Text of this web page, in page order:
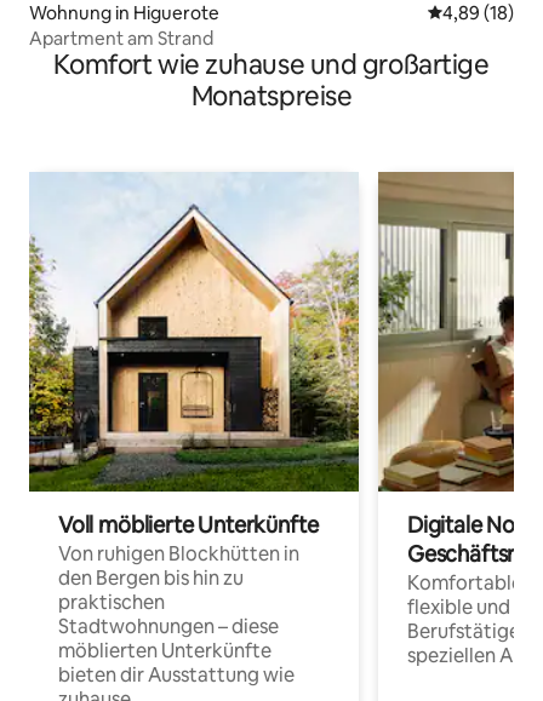
Wohnung in Higuerote
4,89 (18)
Apartment am Strand
Komfort wie zuhause und großartige
Monatspreise
Voll möblierte Unterkünfte
Von ruhigen Blockhütten in
den Bergen bis hin zu
praktischen
Stadtwohnungen – diese
möblierten Unterkünfte
bieten dir Ausstattung wie
Digitale
Komfortable
flexible und
Berufstätige
speziellen